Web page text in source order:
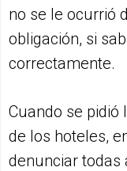
no se le ocurrió
obligación, si
correctamente.
Cuando se pidió
de los hoteles,
denunciar